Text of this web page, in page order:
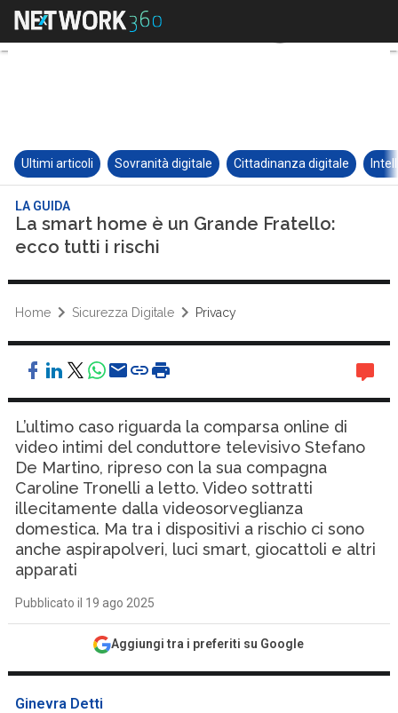
Ultimi articoli Sovranità digitale Cittadinanza digitale
LA GUIDA
La smart home è un Grande Fratello:
ecco tutti i rischi
Home Sicurezza Digitale Privacy
L’ultimo caso riguarda la comparsa online di
video intimi del conduttore televisivo Stefano
De Martino, ripreso con la sua compagna
Caroline Tronelli a letto. Video sottratti
illecitamente dalla videosorveglianza
domestica. Ma tra i dispositivi a rischio ci sono
anche aspirapolveri, luci smart, giocattoli e altri
apparati
Pubblicato il 19 ago 2025
Aggiungi tra i preferiti su Google
Ginevra Detti